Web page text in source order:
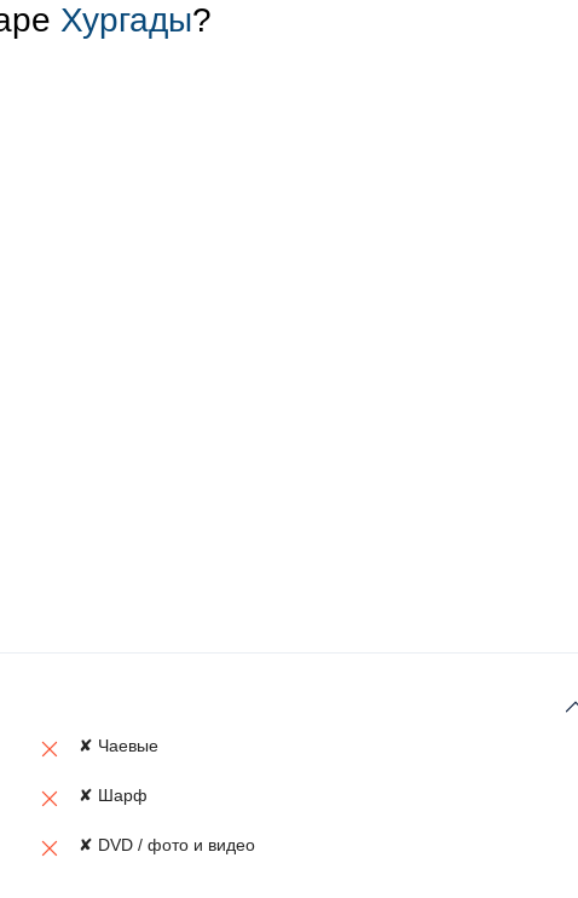
Хургады?
✘ Чаевые
✘ Шарф
✘ DVD / фото и видео